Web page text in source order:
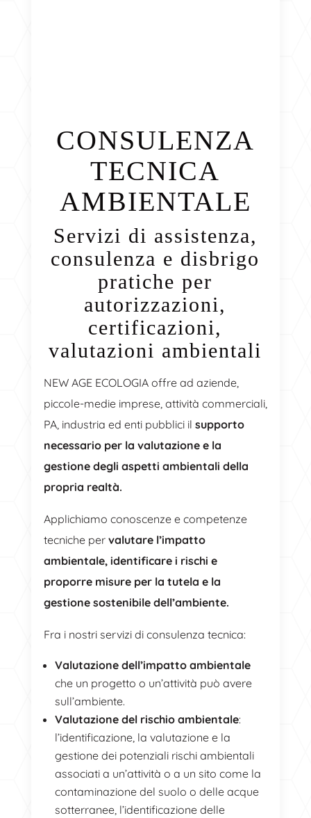
CONSULENZA
TECNICA
AMBIENTALE
Servizi di assistenza,
consulenza e disbrigo
pratiche per
autorizzazioni,
certificazioni,
valutazioni ambientali
NEW AGE ECOLOGIA offre ad aziende,
piccole-medie imprese, attività commerciali,
PA, industria ed enti pubblici il supporto
necessario per la valutazione e la
gestione degli aspetti ambientali della
propria realtà.
Applichiamo conoscenze e competenze
tecniche per valutare l’impatto
ambientale, identificare i rischi e
proporre misure per la tutela e la
gestione sostenibile dell’ambiente.
Fra i nostri servizi di consulenza tecnica:
Valutazione dell’impatto ambientale
che un progetto o un’attività può avere
sull’ambiente.
Valutazione del rischio ambientale:
l’identificazione, la valutazione e la
gestione dei potenziali rischi ambientali
associati a un’attività o a un sito come la
contaminazione del suolo o delle acque
sotterranee, l’identificazione delle